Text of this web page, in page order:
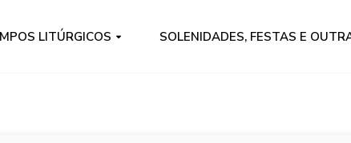
LITÚRGICOS SOLENIDADES, FESTAS E